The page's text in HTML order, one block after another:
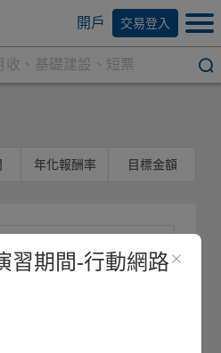
開戶 交易登入
年化報酬率 目標金額
習期間-行動網路